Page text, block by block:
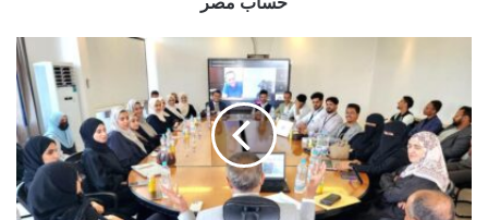
جيل
جديد
من
الكفاءات
اليمنية..